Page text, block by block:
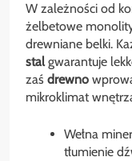
W zależności od
żelbetowe
drewniane belki.
stalgwarantuje
zaś drewno
mikroklimat
Wełna
tłumienie